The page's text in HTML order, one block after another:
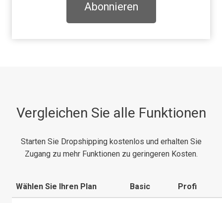
Abonnieren
Vergleichen Sie alle Funktionen
Starten Sie Dropshipping kostenlos und erhalten Sie
Zugang zu mehr Funktionen zu geringeren Kosten.
Wählen Sie Ihren Plan Basic Profi